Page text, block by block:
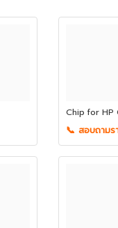
Chip for HP
📞 สอบถามร